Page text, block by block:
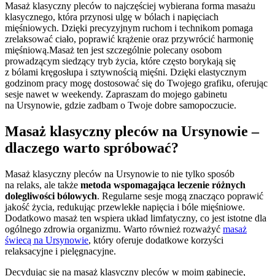
Masaż klasyczny pleców to najczęściej wybierana forma masażu
klasycznego, która przynosi ulgę w bólach i napięciach
mięśniowych. Dzięki precyzyjnym ruchom i technikom pomaga
zrelaksować ciało, poprawić krążenie oraz przywrócić harmonię
mięśniową.Masaż ten jest szczególnie polecany osobom
prowadzącym siedzący tryb życia, które często borykają się
z bólami kręgosłupa i sztywnością mięśni. Dzięki elastycznym
godzinom pracy mogę dostosować się do Twojego grafiku, oferując
sesje nawet w weekendy. Zapraszam do mojego gabinetu
na Ursynowie, gdzie zadbam o Twoje dobre samopoczucie.
Masaż klasyczny pleców na Ursynowie –
dlaczego warto spróbować?
Masaż klasyczny pleców na Ursynowie to nie tylko sposób
na relaks, ale także metoda wspomagająca leczenie różnych
dolegliwości bólowych. Regularne sesje mogą znacząco poprawić
jakość życia, redukując przewlekłe napięcia i bóle mięśniowe.
Dodatkowo masaż ten wspiera układ limfatyczny, co jest istotne dla
ogólnego zdrowia organizmu. Warto również rozważyć masaż
świecą na Ursynowie, który oferuje dodatkowe korzyści
relaksacyjne i pielęgnacyjne.
Decydując się na masaż klasyczny pleców w moim gabinecie,